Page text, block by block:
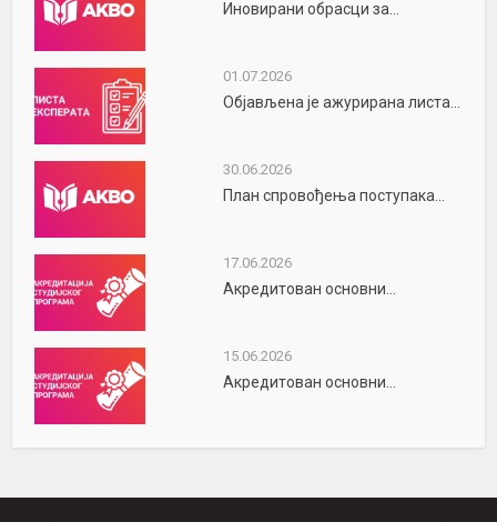
Иновирани обрасци за...
01.07.2026
Објављена је ажурирана листа...
30.06.2026
План спровођења поступака...
17.06.2026
Акредитован основни...
15.06.2026
Акредитован основни...